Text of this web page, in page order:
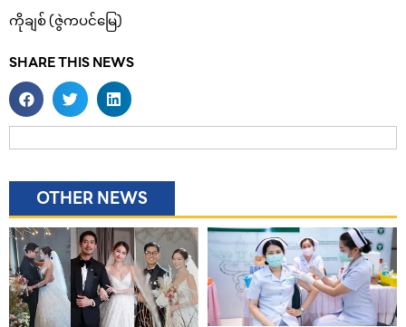
ကိုချစ် (ဇွဲကပင်မြေ)
SHARE THIS NEWS
OTHER NEWS